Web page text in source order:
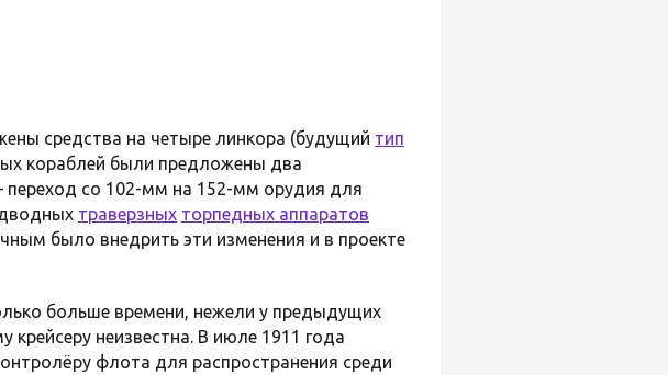
средства на четыре линкора (будущий тип
кораблей были предложены два
со 102-мм на 152-мм орудия для
траверзных торпедных аппаратов
было внедрить эти изменения и в проекте
больше времени, нежели у предыдущих
неизвестна. В июле 1911 года
флота для распространения среди